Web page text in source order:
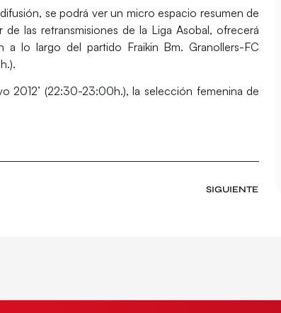
se podrá ver un micro espacio resumen de
las retransmisiones de la Liga Asobal, ofrecerá
lo largo del partido Fraikin Bm. Granollers-FC
2012’ (22:30-23:00h.), la selección femenina de
SIGUIENTE